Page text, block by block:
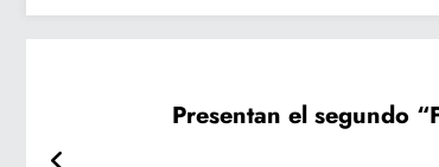
Presentan el segundo